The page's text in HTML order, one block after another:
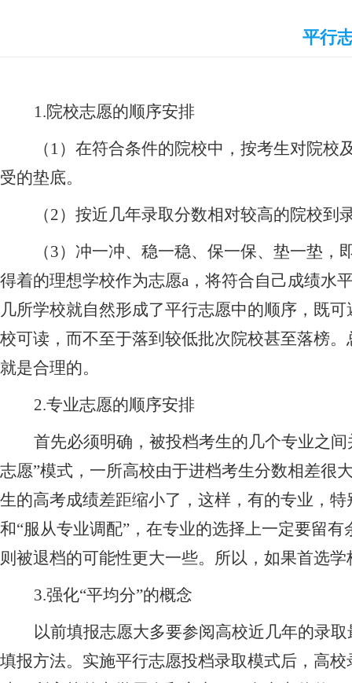
平行
1.院校志愿的顺序安排
（ 1）在符合条件的院校中，按考生对院校
受的垫底。
（2）按近几年录取分数相对较高的院校到
（3）冲一冲、稳一稳、保一保、垫一垫，
得着的理想学校作为志愿a ，将符合自己成绩水
几所学校就自然形成了平行志愿中的顺序，既
校可读，而不至于落到较低批次院校甚至落榜
就是合理的。
2.专业志愿的顺序安排
首先必须明确，被投档考生的几个专业之
志愿”模式，一所高校由于进档考生分数相差很
生的高考成绩差距缩小了，这样，有的专业，
和“服从专业调配”，在专业的选择上一定要留
则被退档的可能性更大一些。所以，如果首选
3.强化“平均分”的概念
以前填报志愿大多要参阅高校近几年的录
填报方法。实施平行志愿投档录取模式后，高